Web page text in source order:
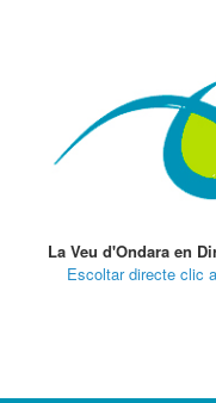
La Veu d'Ondara en
Escoltar directe clic